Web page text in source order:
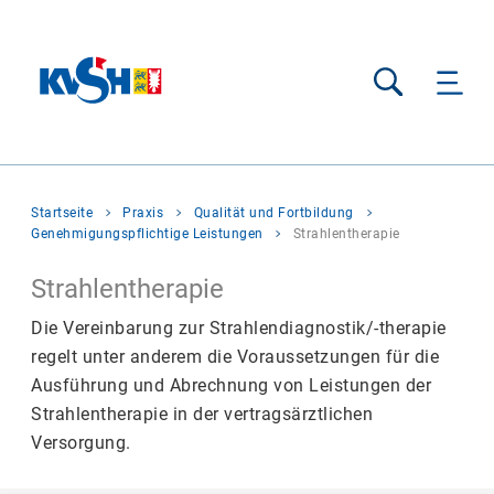
Suche
Sie
befinden
Startseite Praxis
Qualität und Fortbildung
Genehmigungspflichtige Leistungen
Strahlentherapie
Strahlentherapie
Die Vereinbarung zur Strahlendiagnostik/-therapie
regelt unter anderem die Voraussetzungen für die
Ausführung und Abrechnung von Leistungen der
Strahlentherapie in der vertragsärztlichen
Versorgung.